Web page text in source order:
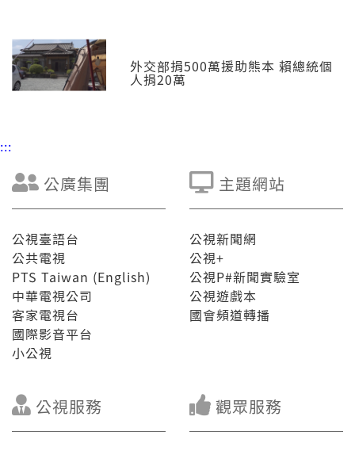
外交部捐500萬援助熊本 賴總統個
人捐20萬
:::
公廣集團
公視臺語台
公共電視
PTS Taiwan (English)
中華電視公司
客家電視台
國際影音平台
小公視
主題網站
公視新聞網
公視+
公視P#新聞實驗室
公視遊戲本
國會頻道轉播
公視服務 觀眾服務